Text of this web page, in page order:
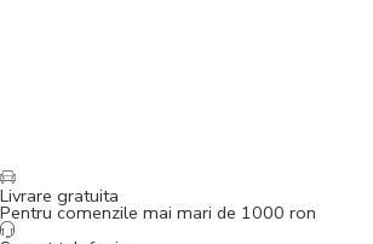
Livrare gratuita
Pentru comenzile mai mari de 1000 ron